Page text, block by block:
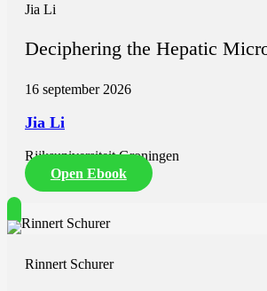
Jia Li
Deciphering the Hepatic
16 september 2026
Jia Li
Rijksuniversiteit Groningen
Open Ebook
Rinnert Schurer